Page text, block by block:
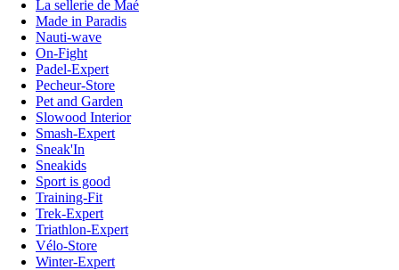
La sellerie de Maé
Made in Paradis
Nauti-wave
On-Fight
Padel-Expert
Pecheur-Store
Pet and Garden
Slowood Interior
Smash-Expert
Sneak'In
Sneakids
Sport is good
Training-Fit
Trek-Expert
Triathlon-Expert
Vélo-Store
Winter-Expert